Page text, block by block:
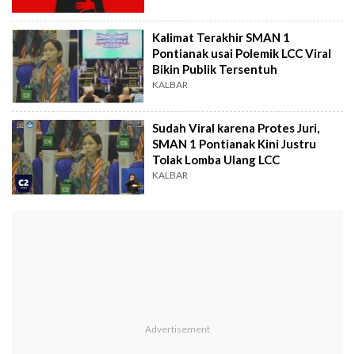
Kalimat Terakhir SMAN 1
Pontianak usai Polemik LCC Viral
Bikin Publik Tersentuh
KALBAR
Sudah Viral karena Protes Juri,
SMAN 1 Pontianak Kini Justru
Tolak Lomba Ulang LCC
KALBAR